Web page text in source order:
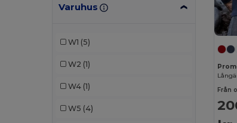
Proact (3)
Varuhus
W1 (5)
W2 (1)
W4 (1)
W5 (4)
Från